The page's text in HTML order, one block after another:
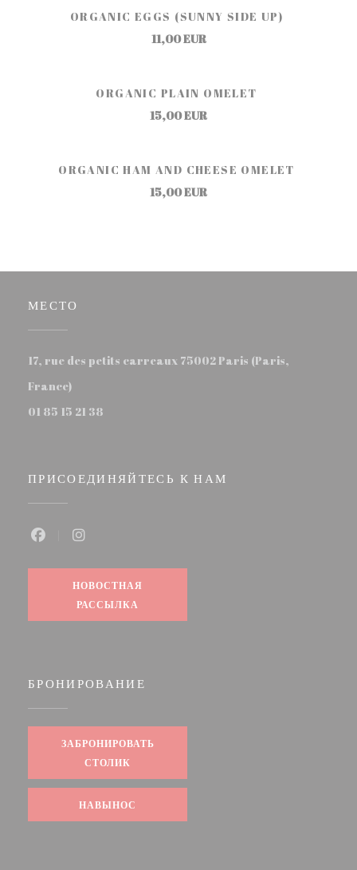
ORGANIC EGGS (SUNNY SIDE UP)
11,00 EUR
ORGANIC PLAIN OMELET
15,00 EUR
ORGANIC HAM AND CHEESE OMELET
15,00 EUR
МЕСТО
17, rue des petits carreaux 75002 Paris (Paris,
France)((открывается в новом окне))
01 85 15 21 38
ПРИСОЕДИНЯЙТЕСЬ К НАМ
Facebook ((открывается в новом окне))
НОВОСТНАЯ
РАССЫЛКА
БРОНИРОВАНИЕ
ЗАБРОНИРОВАТЬ
СТОЛИК
НАВЫНОС